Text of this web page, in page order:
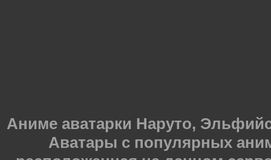
Аниме аватарки Наруто,
Аватары с популярных